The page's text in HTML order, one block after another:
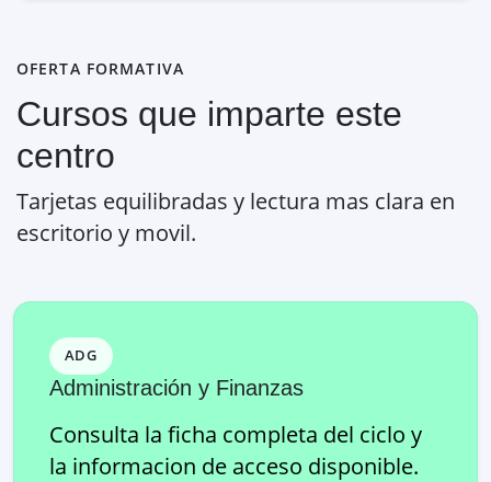
OFERTA FORMATIVA
Cursos que imparte este
centro
Tarjetas equilibradas y lectura mas clara en
escritorio y movil.
ADG
Administración y Finanzas
Consulta la ficha completa del ciclo y
la informacion de acceso disponible.